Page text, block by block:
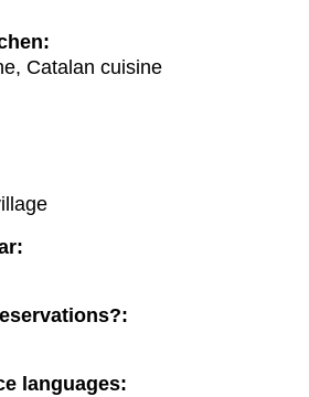
Catalan cuisine
languages: